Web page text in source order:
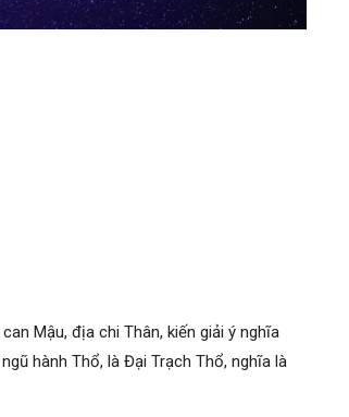
Mậu, địa chi Thân, kiến giải ý nghĩa
hành Thổ, là Đại Trạch Thổ, nghĩa là